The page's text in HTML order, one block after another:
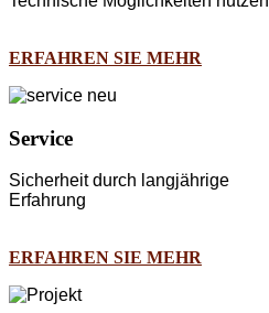
ERFAHREN SIE MEHR
Service
Sicherheit durch langjährige
Erfahrung
ERFAHREN SIE MEHR